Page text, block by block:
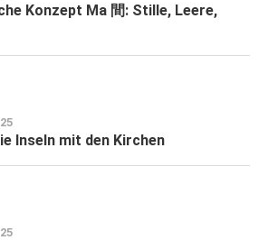
Konzept Ma 間: Stille, Leere,
Inseln mit den Kirchen